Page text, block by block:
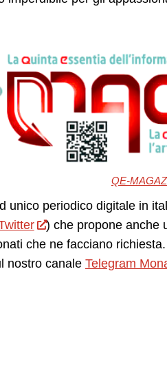
QE-
unico periodico digitale in
) che propone anche
che ne facciano
nostro canale Telegram